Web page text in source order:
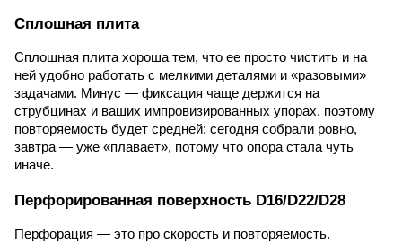
Сплошная плита
Сплошная плита хороша тем, что ее просто чистить и на
ней удобно работать с мелкими деталями и «разовыми»
задачами. Минус — фиксация чаще держится на
струбцинах и ваших импровизированных упорах, поэтому
повторяемость будет средней: сегодня собрали ровно,
завтра — уже «плавает», потому что опора стала чуть
иначе.
Перфорированная поверхность D16/D22/D28
Перфорация — это про скорость и повторяемость.